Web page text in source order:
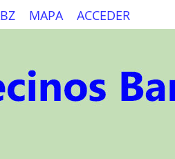
MAPA ACCEDER